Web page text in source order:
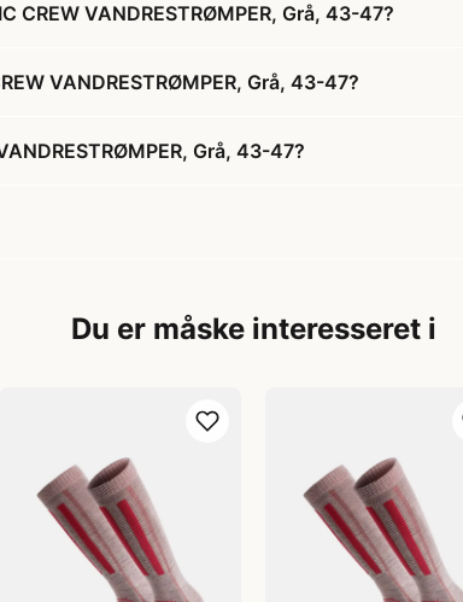
CREW VANDRESTRØMPER, Grå, 43-47?
VANDRESTRØMPER, Grå, 43-47?
Grå, 43-47?
Du er måske interesseret i